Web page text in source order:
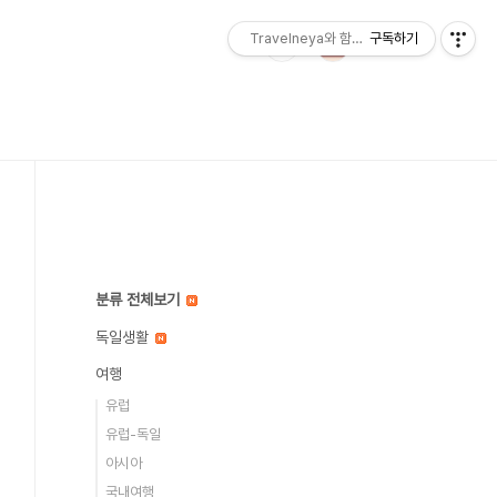
분류 전체보기
독일생활
여행
유럽
유럽-독일
아시아
국내여행
Travelneya와 함께하는 세계여행
구독하기